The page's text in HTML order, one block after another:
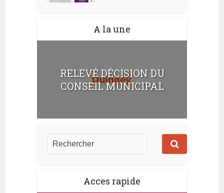
A la une
RELEVÉ DÉCISION DU
CONSEIL MUNICIPAL
Acces rapide